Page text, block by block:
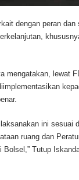
dengan peran
mengatakan, lewat
ini sesuai
ruang dan
Bolsel,” Tutup